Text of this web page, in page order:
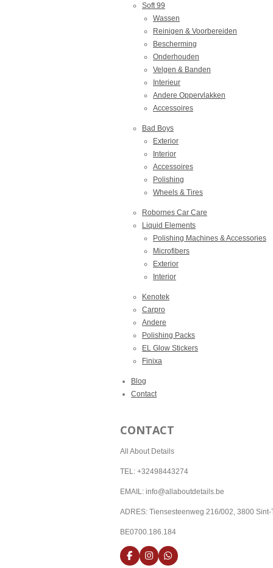
Soft 99
Wassen
Reinigen & Voorbereiden
Bescherming
Onderhouden
Velgen & Banden
Interieur
Andere Oppervlakken
Accessoires
Bad Boys
Exterior
Interior
Accessoires
Polishing
Wheels & Tires
Robornes Car Care
Liquid Elements
Polishing Machines & Accessories
Microfibers
Exterior
Interior
Kenotek
Carpro
Andere
Polishing Packs
EL Glow Stickers
Finixa
Blog
Contact
CONTACT
All About Details
TEL: +32498443274
EMAIL: info@allaboutdetails.be
ADRES: Tiensesteenweg 216/002, 3800 Sint-
BE0700.186.184
F
I
W